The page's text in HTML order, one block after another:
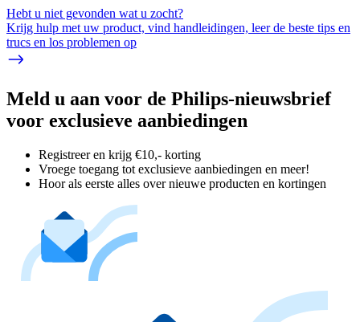
Hebt u niet gevonden wat u zocht?
Krijg hulp met uw product, vind handleidingen, leer de beste tips en
trucs en los problemen op
Meld u aan voor de Philips-nieuwsbrief
voor exclusieve aanbiedingen
Registreer en krijg €10,- korting
Vroege toegang tot exclusieve aanbiedingen en meer!
Hoor als eerste alles over nieuwe producten en kortingen